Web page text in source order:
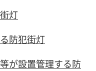
灯
防犯街灯
が設置管理する防